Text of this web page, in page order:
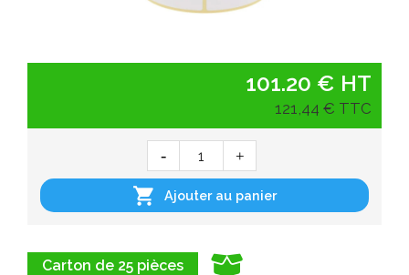
Carton de 25 pièces
101.20 € HT
121,44 € TTC
 Ajouter au panier